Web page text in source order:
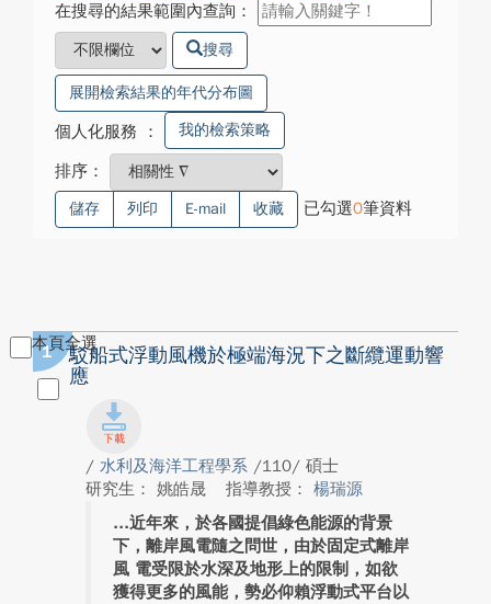
在搜尋的結果範圍內查詢：
搜尋
展開檢索結果的年代分布圖
個人化服務 ： 我的檢索策略
排序：
儲存 列印 E-mail 收藏 已勾選0筆資料
本頁全選
1
駁船式浮動風機於極端海況下之斷纜運動響
應
/ 水利及海洋工程學系 /110/ 碩士
研究生： 姚皓晟
指導教授： 楊瑞源
近年來，於各國提倡綠色能源的背景
下，離岸風電隨之問世，由於固定式離岸
風 電受限於水深及地形上的限制，如欲
獲得更多的風能，勢必仰賴浮動式平台以